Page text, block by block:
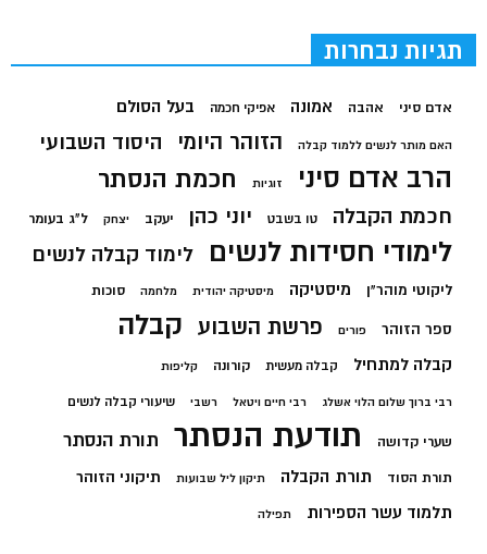
תגיות נבחרות
אדם סיני אהבה אמונה אפיקי חכמה בעל הסולם
האם מותר לנשים ללמוד קבלה הזוהר היומי היסוד השבועי
הרב אדם סיני זוגיות חכמת הנסתר
חכמת הקבלה טו בשבט יוני כהן יעקב יצחק ל"ג בעומר
לימודי חסידות לנשים לימוד קבלה לנשים
ליקוטי מוהר"ן מיסטיקה מיסטיקה יהודית מלחמה סוכות
ספר הזוהר פורים פרשת השבוע קבלה
קבלה למתחיל קבלה מעשית קורונה קליפות
רבי ברוך שלום הלוי אשלג רבי חיים ויטאל רשבי שיעורי קבלה לנשים
שערי קדושה תודעת הנסתר תורת הנסתר
תורת הסוד תורת הקבלה תיקון ליל שבועות תיקוני הזוהר
תלמוד עשר הספירות תפילה